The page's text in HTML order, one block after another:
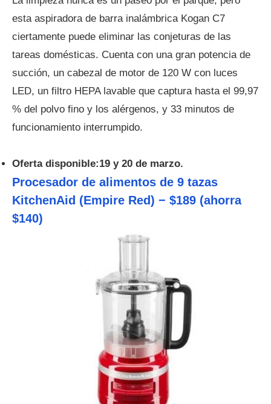
esta aspiradora de barra inalámbrica Kogan C7
ciertamente puede eliminar las conjeturas de las
tareas domésticas. Cuenta con una gran potencia de
succión, un cabezal de motor de 120 W con luces
LED, un filtro HEPA lavable que captura hasta el 99,97
% del polvo fino y los alérgenos, y 33 minutos de
funcionamiento interrumpido.
Oferta disponible:19 y 20 de marzo.
Procesador de alimentos de 9 tazas
KitchenAid (Empire Red) − $189 (ahorra
$140)